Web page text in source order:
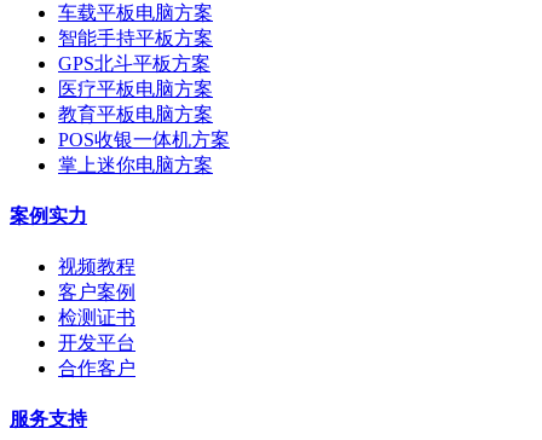
车载平板电脑方案
智能手持平板方案
GPS北斗平板方案
医疗平板电脑方案
教育平板电脑方案
POS收银一体机方案
掌上迷你电脑方案
案例实力
视频教程
客户案例
检测证书
开发平台
合作客户
服务支持